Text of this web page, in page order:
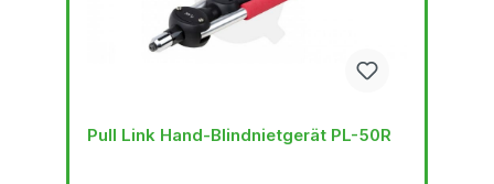
Pull Link Hand-Blindnietgerät PL-50R